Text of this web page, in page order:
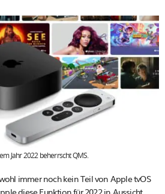
Jahr 2022 beherrscht QMS.
immer noch kein Teil von Apple tvOS